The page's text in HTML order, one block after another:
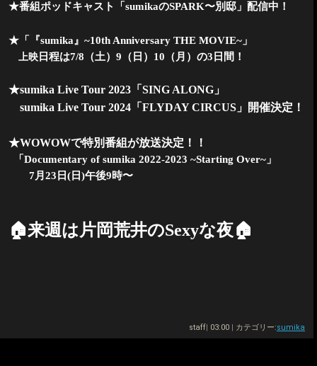
★番組ポッドキャスト「 sumikaのSPARK〜別邸」配信中！
★「『sumika 』 ~10th Anniversary THE MOVIE~ 」
上映 日程は7/8 （土） 9 （日） 10 （月）の3 日間！
★sumika Live Tour 2023 「 SING ALONG 」
sumika Live Tour 2024 「 FLYDAY CIRCUS 」開催決定！
★WOWOWで特別番組が放送決定！！
「Documentary of sumika 2022-2023 ~Starting Over~ 」
7 月23 日( 日)午後9時〜
🏠来週は片岡荒井のSexyな夜🏠
staff 03:00 カテゴリー:sumika